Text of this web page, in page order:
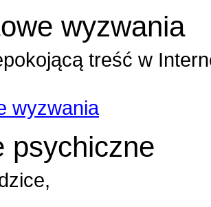
wyzwania
treść w
wyzwania
psychiczne